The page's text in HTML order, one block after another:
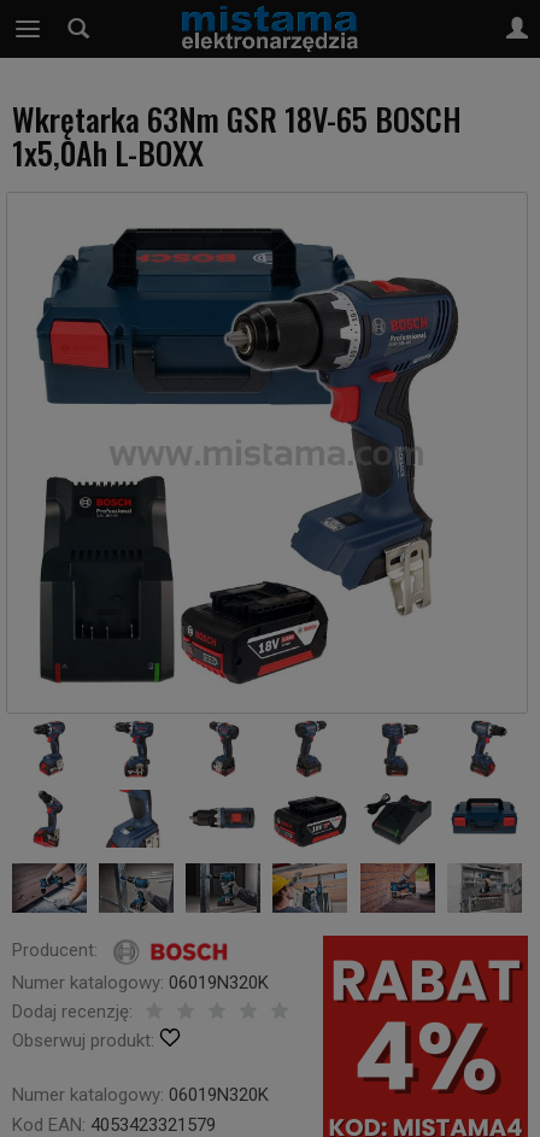
Wkrętarka 63Nm GSR 18V-65 BOSCH
1x5,0Ah L-BOXX
Producent:
Numer katalogowy: 06019N320K
Dodaj recenzję:
Obserwuj produkt:
Numer katalogowy: 06019N320K
Kod EAN: 4053423321579